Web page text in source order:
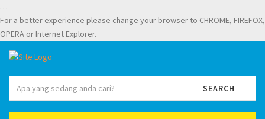
…
For a better experience please change your browser to CHROME, FIREFOX,
OPERA or Internet Explorer.
SEARCH